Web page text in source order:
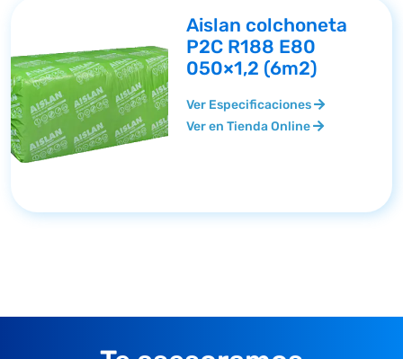
Aislan colchoneta
P2C R188 E80
050×1,2 (6m2)
Ver Especificaciones
Ver en Tienda Online